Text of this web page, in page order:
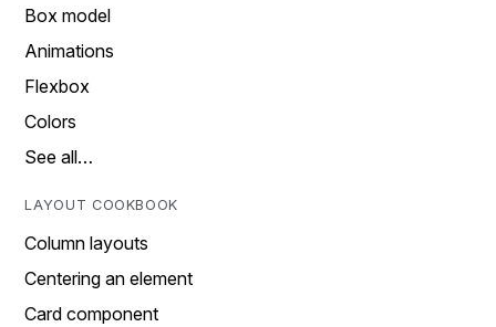
Box model
Animations
Flexbox
Colors
See all…
LAYOUT COOKBOOK
Column layouts
Centering an element
Card component